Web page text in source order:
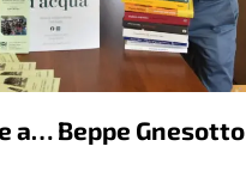
a… Beppe Gnesotto